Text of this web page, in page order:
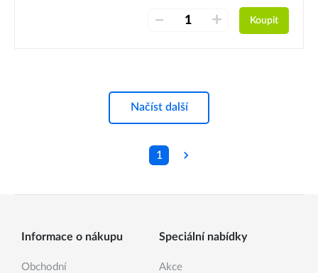
– + Koupit
Načíst další
1
Informace o nákupu
Obchodní
Speciální nabídky
Akce